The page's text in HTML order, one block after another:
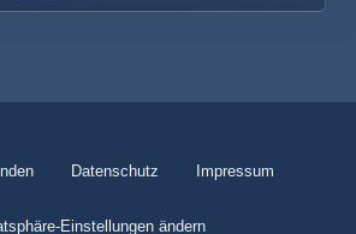
Datenschutz Impressum
Einstellungen ändern